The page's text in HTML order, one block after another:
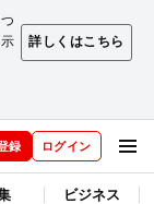
詳しくはこちら
録 ログイン
ビジネス